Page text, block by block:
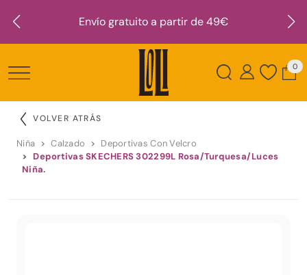
Envío gratuito a partir de 49€
0
VOLVER ATRÁS
Niña Calzado
Deportivas Con Velcro
Deportivas SKECHERS 302299L Rosa/Turquesa/Luces
Niña.